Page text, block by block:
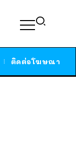
ติดต่อโฆษณา